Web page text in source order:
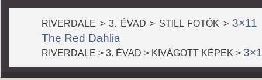
RIVERDALE > 3. ÉVAD > STILL FOTÓK > 3×11
The Red Dahlia
RIVERDALE > 3. ÉVAD > KIVÁGOTT KÉPEK >